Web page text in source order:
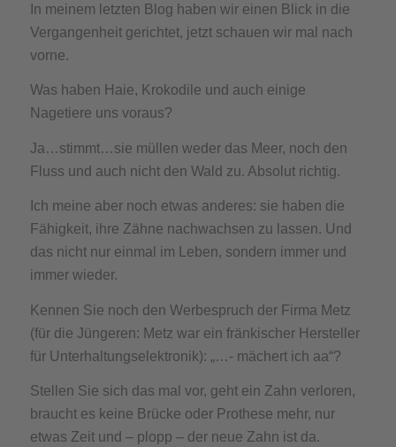
In meinem letzten Blog haben wir einen Blick in die
Vergangenheit gerichtet, jetzt schauen wir mal nach
vorne.
Was haben Haie, Krokodile und auch einige
Nagetiere uns voraus?
Ja…stimmt…sie müllen weder das Meer, noch den
Fluss und auch nicht den Wald zu. Absolut richtig.
Ich meine aber noch etwas anderes: sie haben die
Fähigkeit, ihre Zähne nachwachsen zu lassen. Und
das nicht nur einmal im Leben, sondern immer und
immer wieder.
Kennen Sie noch den Werbespruch der Firma Metz
(für die Jüngeren: Metz war ein fränkischer Hersteller
für Unterhaltungselektronik): „…- mächert ich aa“?
Stellen Sie sich das mal vor, geht ein Zahn verloren,
braucht es keine Brücke oder Prothese mehr, nur
etwas Zeit und – plopp – der neue Zahn ist da.